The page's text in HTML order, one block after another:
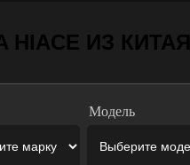
HIACE ИЗ КИТАЯ
Модель